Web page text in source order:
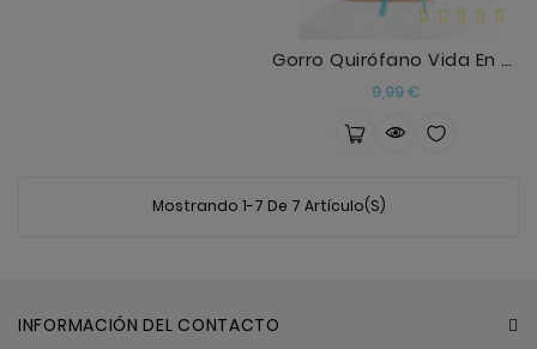
Gorro Quirófano Vida En El Hospi
9,99 €Precio
Mostrando 1-7 De 7 Artículo(s)
INFORMACIÓN DEL CONTACTO